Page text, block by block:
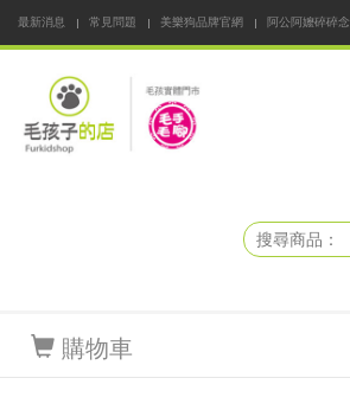
最新消息 常見問題 美樂狗品牌官網
阿公阿嬤碎碎念
購物車